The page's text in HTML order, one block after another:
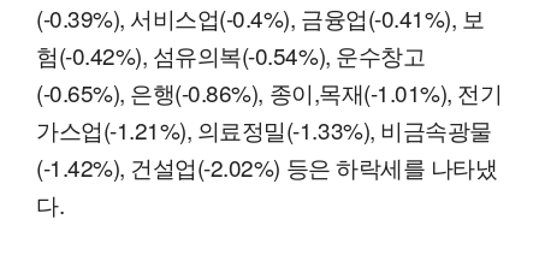
(-0.39%), 서비스업(-0.4%), 금융업(-0.41%), 보
험(-0.42%), 섬유의복(-0.54%), 운수창고
(-0.65%), 은행(-0.86%), 종이,목재(-1.01%), 전기
가스업(-1.21%), 의료정밀(-1.33%), 비금속광물
(-1.42%), 건설업(-2.02%) 등은 하락세를 나타냈
다.